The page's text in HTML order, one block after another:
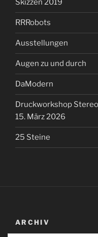
Skizzen 2019
RRRobots
Ausstellungen
Augen zu und durch
DaModern
Druckworkshop
15. März 2026
25 Steine
ARCHIV